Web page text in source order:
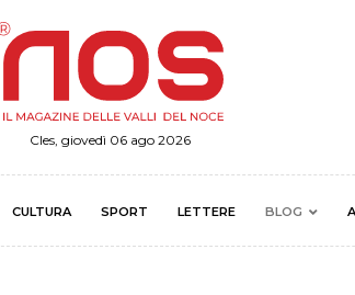
Cles, giovedì 06 ago 2026
CULTURA SPORT LETTERE BLOG